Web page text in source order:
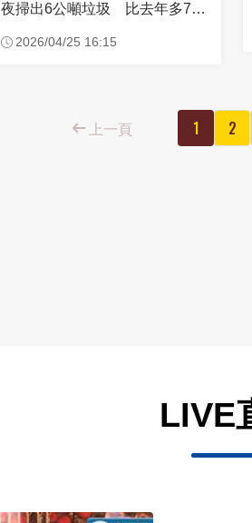
夜掃出6公噸垃圾 比去年多700
2026/04/25 16:15
上一頁 1 2
LIVE